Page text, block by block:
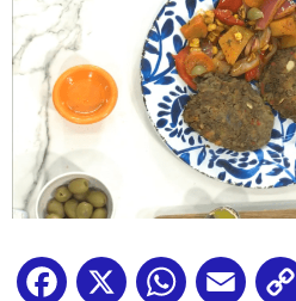
Facebook
X WhatsApp
Email